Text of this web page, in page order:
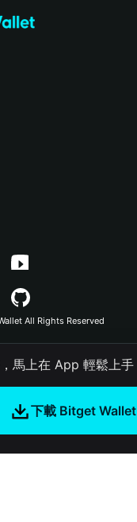
All Rights Reserved
馬上在 App 輕鬆上手
下載 Bitget Wallet